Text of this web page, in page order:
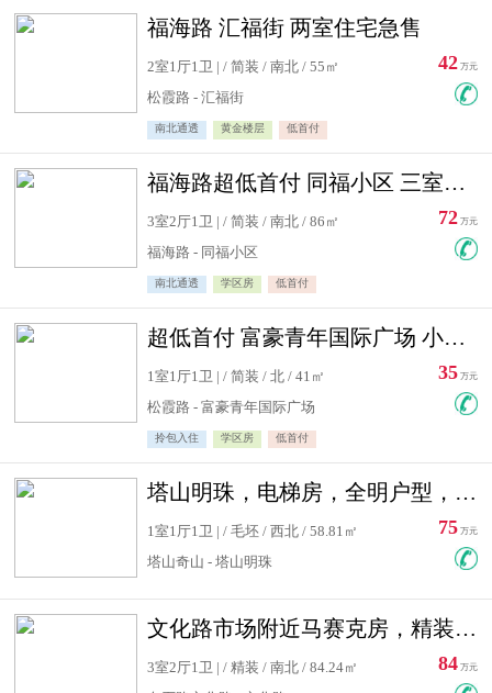
福海路 汇福街 两室住宅急售
2室1厅1卫 | / 简装 / 南北 / 55㎡
松霞路 - 汇福街
南北通透 黄金楼层 低首付
42 万元
福海路超低首付 同福小区 三室住宅急售
3室2厅1卫 | / 简装 / 南北 / 86㎡
福海路 - 同福小区
南北通透 学区房 低首付
72 万元
超低首付 富豪青年国际广场 小高层住宅急售
1室1厅1卫 | / 简装 / 北 / 41㎡
松霞路 - 富豪青年国际广场
拎包入住 学区房 低首付
35 万元
塔山明珠，电梯房，全明户型，视野好，毛坯房，看房有钥匙
1室1厅1卫 | / 毛坯 / 西北 / 58.81㎡
塔山奇山 - 塔山明珠
75 万元
文化路市场附近马赛克房，精装修三居室，南北通透，实用面积大
3室2厅1卫 | / 精装 / 南北 / 84.24㎡
84 万元